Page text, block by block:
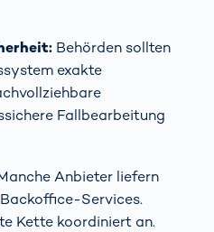
Behörden sollten
exakte
Fallbearbeitung
Anbieter liefern
Services.
Kette koordiniert an.